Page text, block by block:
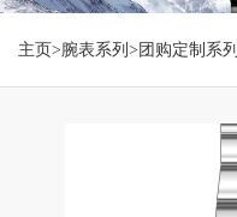
主页>腕表系列 > 团购定制系列